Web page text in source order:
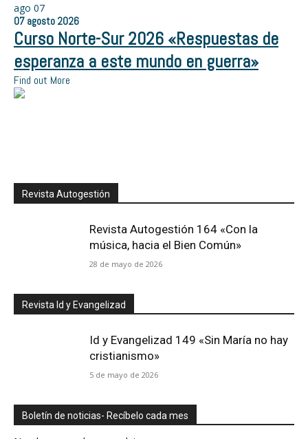
ago 07
07 agosto 2026
Curso Norte-Sur 2026 «Respuestas de
esperanza a este mundo en guerra»
Find out More
Revista Autogestión
Revista Autogestión 164 «Con la
música, hacia el Bien Común»
28 de mayo de 2026
Revista Id y Evangelizad
Id y Evangelizad 149 «Sin María no hay
cristianismo»
5 de mayo de 2026
Boletín de noticias- Recíbelo cada mes